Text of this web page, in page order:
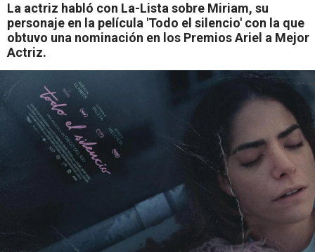
q
u
d
a
La actriz habló con La-Lista sobre Miriam, su
personaje en la película 'Todo el silencio' con la que
obtuvo una nominación en los Premios Ariel a Mejor
Actriz.